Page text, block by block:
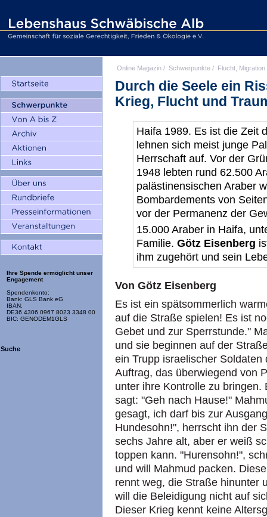
Ihre Spende ermöglicht unser
Engagement
Spendenkonto:
Bank: GLS Bank eG
IBAN:
DE36 4306 0967 8023 3348 00
BIC: GENODEM1GLS
Suche
Online Magazin / Schwerpunkte / Flucht, Migration
Durch die Seele ein
Krieg, Flucht und
Haifa 1989. Es ist die Zeit
lehnen sich meist junge
Herrschaft auf. Vor der
1948 lebten rund 62.500
palästinensischen Araber
Bombardements von
vor der Permanenz der
15.000 Araber in Haifa,
Familie. Götz Eisenberg
ihm zugehört und sein
Von Götz Eisenberg
Es ist ein spätsommerlich
auf die Straße spielen! Es ist
Gebet und zur Sperrstunde."
und sie beginnen auf der
ein Trupp israelischer
Auftrag, das überwiegend von
unter ihre Kontrolle zu
sagt: "Geh nach Hause!"
gesagt, ich darf bis zur
Hundesohn!", herrscht ihn der
sechs Jahre alt, aber er weiß
toppen kann. "Hurensohn!",
und will Mahmud packen.
rennt weg, die Straße hinunter
will die Beleidigung nicht auf
Dieser Krieg kennt keine